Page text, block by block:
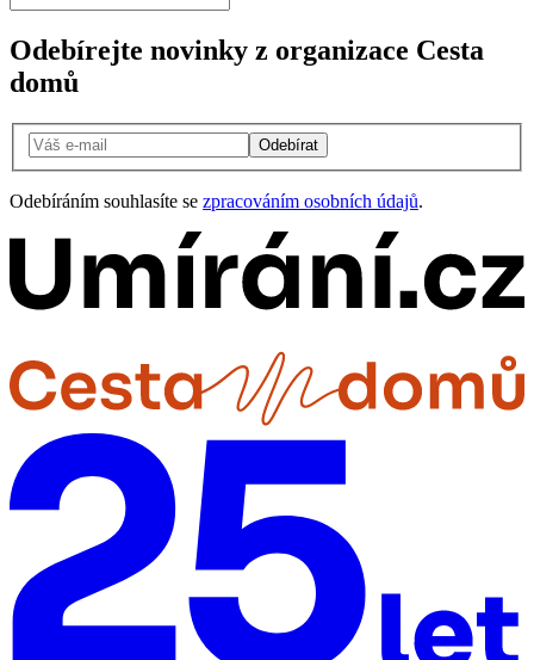
Odebírejte novinky z organizace Cesta
domů
Odebírat
Odebíráním souhlasíte se zpracováním osobních údajů.